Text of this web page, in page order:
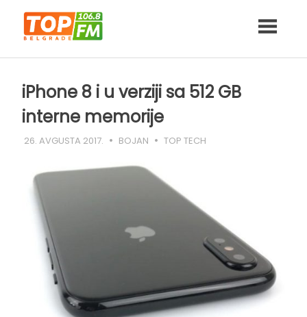
content
iPhone 8 i u verziji sa 512 GB
interne memorije
26. AVGUSTA 2017. BOJAN TOP TECH